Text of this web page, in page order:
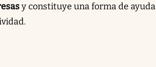
y constituye una forma de ayuda